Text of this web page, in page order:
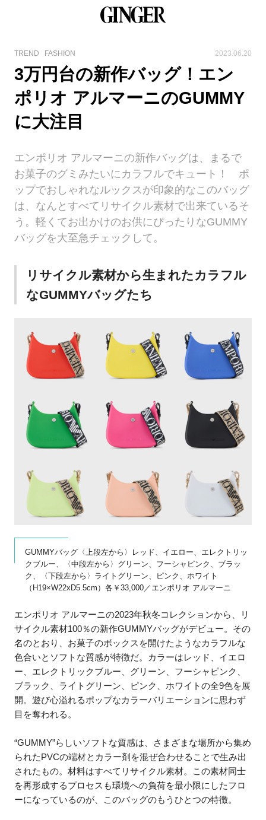
TREND FASHION 2023.06.20
3万円台の新作バッグ！エン
ポリオ アルマーニのGUMMY
に大注目
エンポリオ アルマーニの新作バッグは、まるで
お菓子のグミみたいにカラフルでキュート！ ポ
ップでおしゃれなルックスが印象的なこのバッグ
は、なんとすべてリサイクル素材で出来ているそ
う。軽くてお出かけのお供にぴったりなGUMMY
バッグを大至急チェックして。
リサイクル素材から生まれたカラフル
なGUMMYバッグたち
GUMMYバッグ〈上段左から〉レッド、イエロー、エレクトリッ
クブルー、〈中段左から〉グリーン、フーシャピンク、ブラッ
ク、〈下段左から〉ライトグリーン、ピンク、ホワイト
（H19×W22xD5.5cm）各￥33,000／エンポリオ アルマーニ
エンポリオ アルマーニの2023年秋冬コレクションから、リ
サイクル素材100％の新作GUMMYバッグがデビュー。その
名のとおり、お菓子のボックスを開けたようなカラフルな
色合いとソフトな質感が特徴だ。カラーはレッド、イエロ
ー、エレクトリックブルー、グリーン、フーシャピンク、
ブラック、ライトグリーン、ピンク、ホワイトの全9色を展
開。遊び心溢れるポップなカラーバリエーションに思わず
目を奪われる。
“GUMMY”らしいソフトな質感は、さまざまな場所から集め
られたPVCの端材とカラー剤を混ぜ合わせることで生み出
されたもの。材料はすべてリサイクル素材。この素材同士
を再形成するプロセスも環境への負荷を最小限にしたフロ
ーになっているのが、このバッグのもうひとつの特徴。